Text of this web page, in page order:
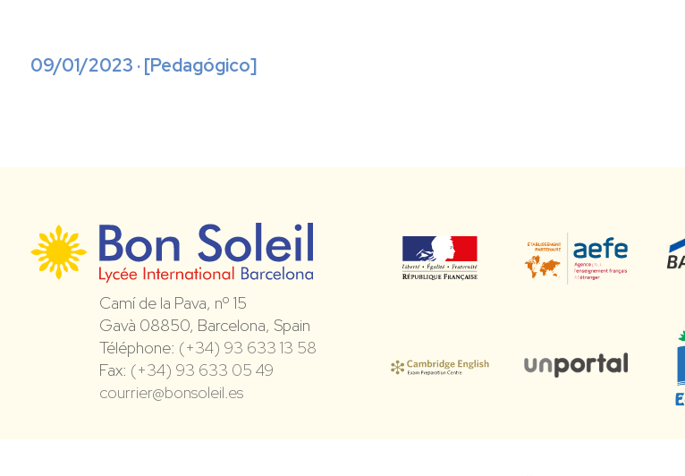
09/01/2023 · [Pedagógico]
Camí de la Pava, nº 15
Gavà 08850, Barcelona, Spain
Téléphone: (+34) 93 633 13 58
Fax: (+34) 93 633 05 49
courrier@bonsoleil.es